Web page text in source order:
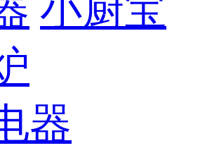
小厨宝
器